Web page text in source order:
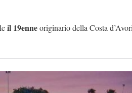
il 19enneoriginario della Costa